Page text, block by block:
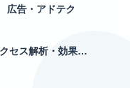
広告・アドテク
アクセス解析・効果測定